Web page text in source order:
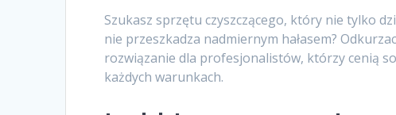
Szukasz sprzętu czyszczącego, który nie tylko
nie przeszkadza nadmiernym hałasem?
rozwiązanie dla profesjonalistów, którzy cenią
każdych warunkach.